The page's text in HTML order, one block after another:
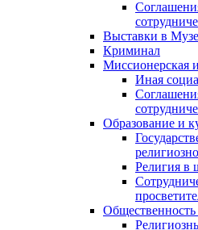
Выставки в
Криминал
Миссионерская
Иная
Образование и
Религия в